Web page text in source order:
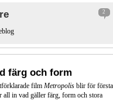
2
färg och form
film Metropolis blir för första
all in vad gäller färg, form och stora